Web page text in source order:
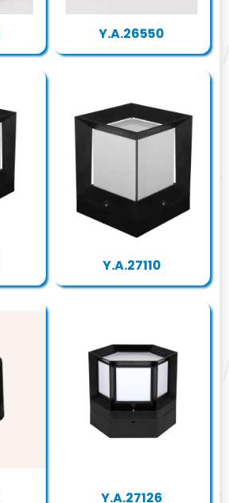
Y.A.26550
Y.A.27110
Y.A.27126